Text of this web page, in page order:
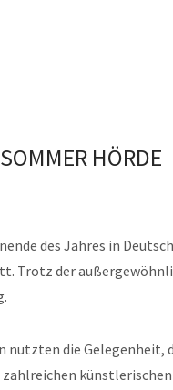
HÖRDE
des Jahres in
Trotz der
nutzten die